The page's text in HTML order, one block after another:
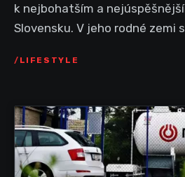
k nejbohatším a
Slovensku. V jeho rodné zemi
LIFESTYLE